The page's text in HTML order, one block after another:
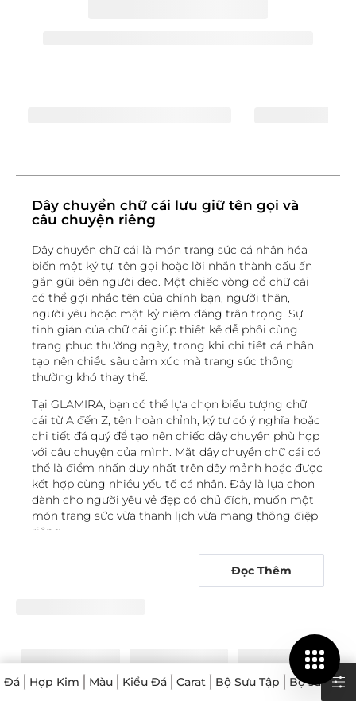
Dây chuyền chữ cái lưu giữ tên gọi và
câu chuyện riêng
Dây chuyền chữ cái là món trang sức cá nhân hóa
biến một ký tự, tên gọi hoặc lời nhắn thành dấu ấn
gần gũi bên người đeo. Một chiếc vòng cổ chữ cái
có thể gợi nhắc tên của chính bạn, người thân,
người yêu hoặc một kỷ niệm đáng trân trọng. Sự
tinh giản của chữ cái giúp thiết kế dễ phối cùng
trang phục thường ngày, trong khi chi tiết cá nhân
tạo nên chiều sâu cảm xúc mà trang sức thông
thường khó thay thế.
Tại GLAMIRA, bạn có thể lựa chọn biểu tượng chữ
cái từ A đến Z, tên hoàn chỉnh, ký tự có ý nghĩa hoặc
chi tiết đá quý để tạo nên chiếc dây chuyền phù hợp
với câu chuyện của mình. Mặt dây chuyền chữ cái có
thể là điểm nhấn duy nhất trên dây mảnh hoặc được
kết hợp cùng nhiều yếu tố cá nhân. Đây là lựa chọn
dành cho người yêu vẻ đẹp có chủ đích, muốn một
món trang sức vừa thanh lịch vừa mang thông điệp
riêng.
Cá nhân hóa từ chữ cái, tên riêng đến lời
tối giản đến tên riêng đầy đủ và thông điệp được
khắc kín đáo. Với người thích phong cách gọn gàng,
một mặt dây chuyền ký tự đơn có thể thể hiện tên
gọi hoặc chữ cái của người quan trọng. Thiết kế này
Đọc Thêm
Đá Hợp Kim Màu Kiểu Đá Carat Bộ Sưu Tập Bộ sưu tập